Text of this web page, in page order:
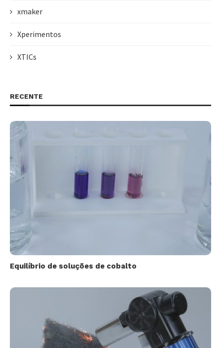
xmaker
Xperimentos
XTICs
RECENTE
Equilíbrio de soluções de cobalto